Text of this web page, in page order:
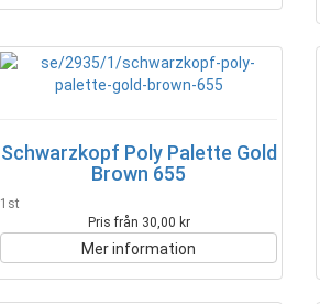
Schwarzkopf Poly Palette Gold
Brown 655
1st
Pris från 30,00 kr
Mer information